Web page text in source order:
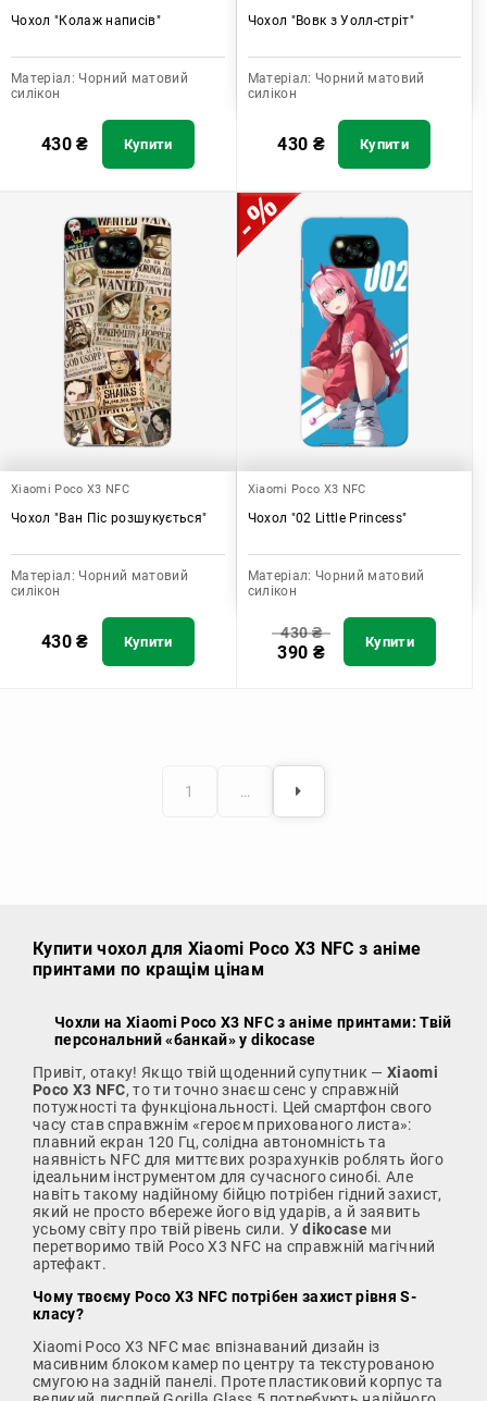
Чохол "Колаж написів"
Матеріал: Чорний матовий
силікон
430₴ Купити
Чохол "Вовк з Уолл-стріт"
Матеріал: Чорний матовий
силікон
430 ₴ Купити
Xiaomi Poco X3 NFC
Чохол "Ван Піс розшукується"
Матеріал: Чорний матовий
силікон
430₴ Купити
Xiaomi Poco X3 NFC
Чохол "02 Little Princess"
Матеріал: Чорний матовий
силікон
430₴
390 ₴ Купити
1 …
Купити чохол для Xiaomi Poco X3 NFC з аніме
принтами по кращім цінам
Чохли на Xiaomi Poco X3 NFC з аніме принтами: Твій
персональний «банкай» у dikocase
Привіт, отаку! Якщо твій щоденний супутник — Xiaomi
Poco X3 NFC, то ти точно знаєш сенс у справжній
потужності та функціональності. Цей смартфон свого
часу став справжнім «героєм прихованого листа»:
плавний екран 120 Гц, солідна автономність та
наявність NFC для миттєвих розрахунків роблять його
ідеальним інструментом для сучасного синобі. Але
навіть такому надійному бійцю потрібен гідний захист,
який не просто вбереже його від ударів, а й заявить
усьому світу про твій рівень сили. Уdikocase ми
перетворимо твій Poco X3 NFC на справжній магічний
артефакт.
Чому твоєму Poco X3 NFC потрібен захист рівня S-
класу?
Xiaomi Poco X3 NFC має впізнаваний дизайн із
масивним блоком камер по центру та текстурованою
смугою на задній панелі. Проте пластиковий корпус та